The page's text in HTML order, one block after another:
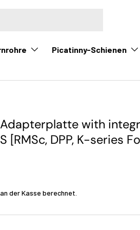
Picatinny-Schienen
Adapterplatte with
[RMSc, DPP, K-series
der Kasse berechnet.